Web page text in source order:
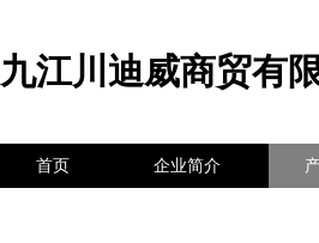
九江川迪威商贸有
首页 企业简介